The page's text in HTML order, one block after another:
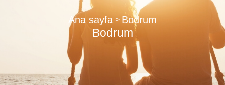
Ana sayfa > Bodrum
Bodrum